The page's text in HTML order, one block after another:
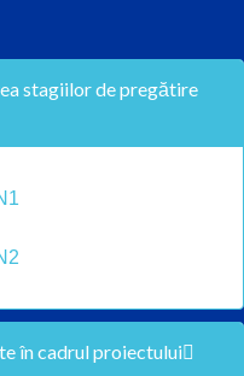
stagiilor de pregătire
în cadrul proiectului